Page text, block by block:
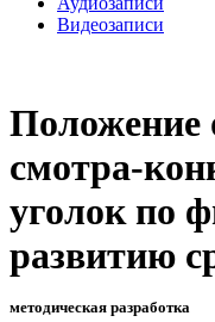
Видеозаписи
Положение
смотра-
уголок по
развитию
методическая разработка